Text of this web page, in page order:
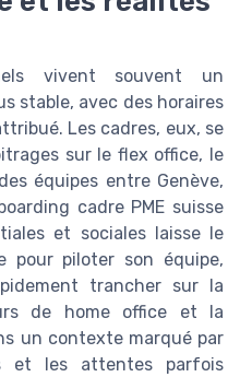
vivent souvent un
stable, avec des horaires
Les cadres, eux, se
sur le flex office, le
équipes entre Genève,
cadre PME suisse
et sociales laisse le
pour piloter son équipe,
trancher sur la
de home office et la
un contexte marqué par
et les attentes parfois